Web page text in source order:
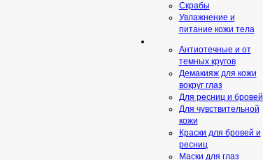
Скрaбы
Увлажнение и
питание кожи тела
Антиотечные и от
темных кругов
Демакияж для кожи
вокруг глаз
Для ресниц и бровей
Для чувствительной
кожи
Краски для бровей и
ресниц
Маски для глаз